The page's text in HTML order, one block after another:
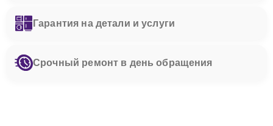
Гарантия на детали и услуги
Срочный ремонт в день обращения